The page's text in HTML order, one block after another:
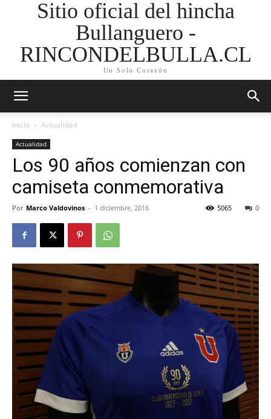
Sitio oficial del hincha
Bullanguero -
RINCONDELBULLA.CL
Un Solo Corazón
Inicio Actualidad
Actualidad
Los 90 años comienzan con
camiseta conmemorativa
Por Marco Valdovinos - 1 diciembre, 2016 0
5065